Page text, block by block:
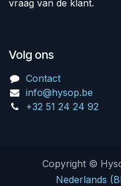
vraag van de klant.
Volg ons
Contact
info@hysop.be
+32 51 24 24 92
Copyright ©
Nederlands